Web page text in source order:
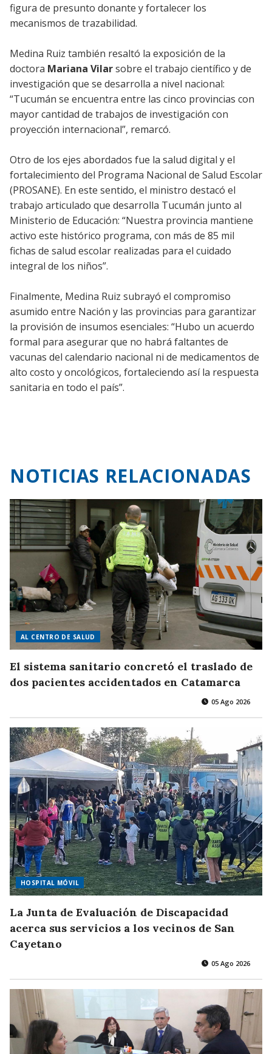
figura de presunto donante y fortalecer los
mecanismos de trazabilidad.
Medina Ruiz también resaltó la exposición de la
doctora Mariana Vilarsobre el trabajo científico y de
investigación que se desarrolla a nivel nacional:
“Tucumán se encuentra entre las cinco provincias con
mayor cantidad de trabajos de investigación con
proyección internacional”, remarcó.
Otro de los ejes abordados fue la salud digital y el
fortalecimiento del Programa Nacional de Salud Escolar
(PROSANE). En este sentido, el ministro destacó el
trabajo articulado que desarrolla Tucumán junto al
Ministerio de Educación: “Nuestra provincia mantiene
activo este histórico programa, con más de 85 mil
fichas de salud escolar realizadas para el cuidado
integral de los niños”.
Finalmente, Medina Ruiz subrayó el compromiso
asumido entre Nación y las provincias para garantizar
la provisión de insumos esenciales: “Hubo un acuerdo
formal para asegurar que no habrá faltantes de
vacunas del calendario nacional ni de medicamentos de
alto costo y oncológicos, fortaleciendo así la respuesta
sanitaria en todo el país”.
NOTICIAS RELACIONADAS
AL CENTRO DE SALUD
El sistema sanitario concretó el traslado de
dos pacientes accidentados en Catamarca
05 Ago 2026
HOSPITAL MÓVIL
La Junta de Evaluación de Discapacidad
acerca sus servicios a los vecinos de San
Cayetano
05 Ago 2026